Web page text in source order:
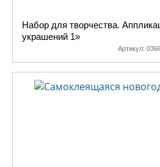
Набор для творчества.
украшений 1»
Артикул: